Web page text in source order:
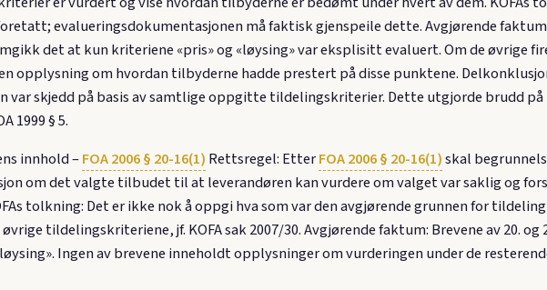
evalueringsdokumentasjonen må faktisk gjenspeile dette. Avgjørende
det at kun kriteriene «pris» og «løysing» var eksplisitt evaluert. Om de øvrige
opplysning om hvordan tilbyderne hadde prestert på disse punktene.
var skjedd på basis av samtlige oppgitte tildelingskriterier. Dette utgjorde brudd
1999 § 5.
innhold –FOA 2006 § 20-16(1) Rettsregel: EtterFOA 2006 § 20-16(1)skal
om det valgte tilbudet til at leverandøren kan vurdere om valget var saklig og
tolkning: Det er ikke nok å oppgi hva som var den avgjørende grunnen for
tildelingskriteriene, jf. KOFA sak 2007/30. Avgjørende faktum: Brevene av 20.
Ingen av brevene inneholdt opplysninger om vurderingen under de